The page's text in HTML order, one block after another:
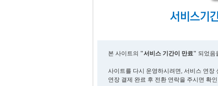
본 사이트의 "서비스 기간이 만료" 되었음
사이트를 다시 운영하시려면, 서비스 연장
연장 결제 완료 후 전환 연락을 주시면 확